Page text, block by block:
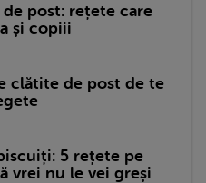
post: rețete care
și copiii
clătite de post de te
5 rețete pe
vrei nu le vei greși